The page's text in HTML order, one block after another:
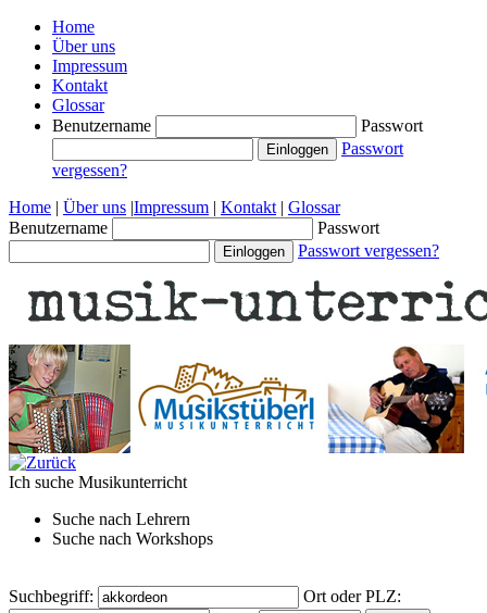
Home
Über uns
Impressum
Kontakt
Glossar
Benutzername
Passwort
Passwort
vergessen?
Home | Über uns |Impressum | Kontakt | Glossar
Benutzername
Passwort
Passwort vergessen?
Ich suche Musikunterricht
Suche nach Lehrern
Suche nach Workshops
Suchbegriff:
Ort oder PLZ: